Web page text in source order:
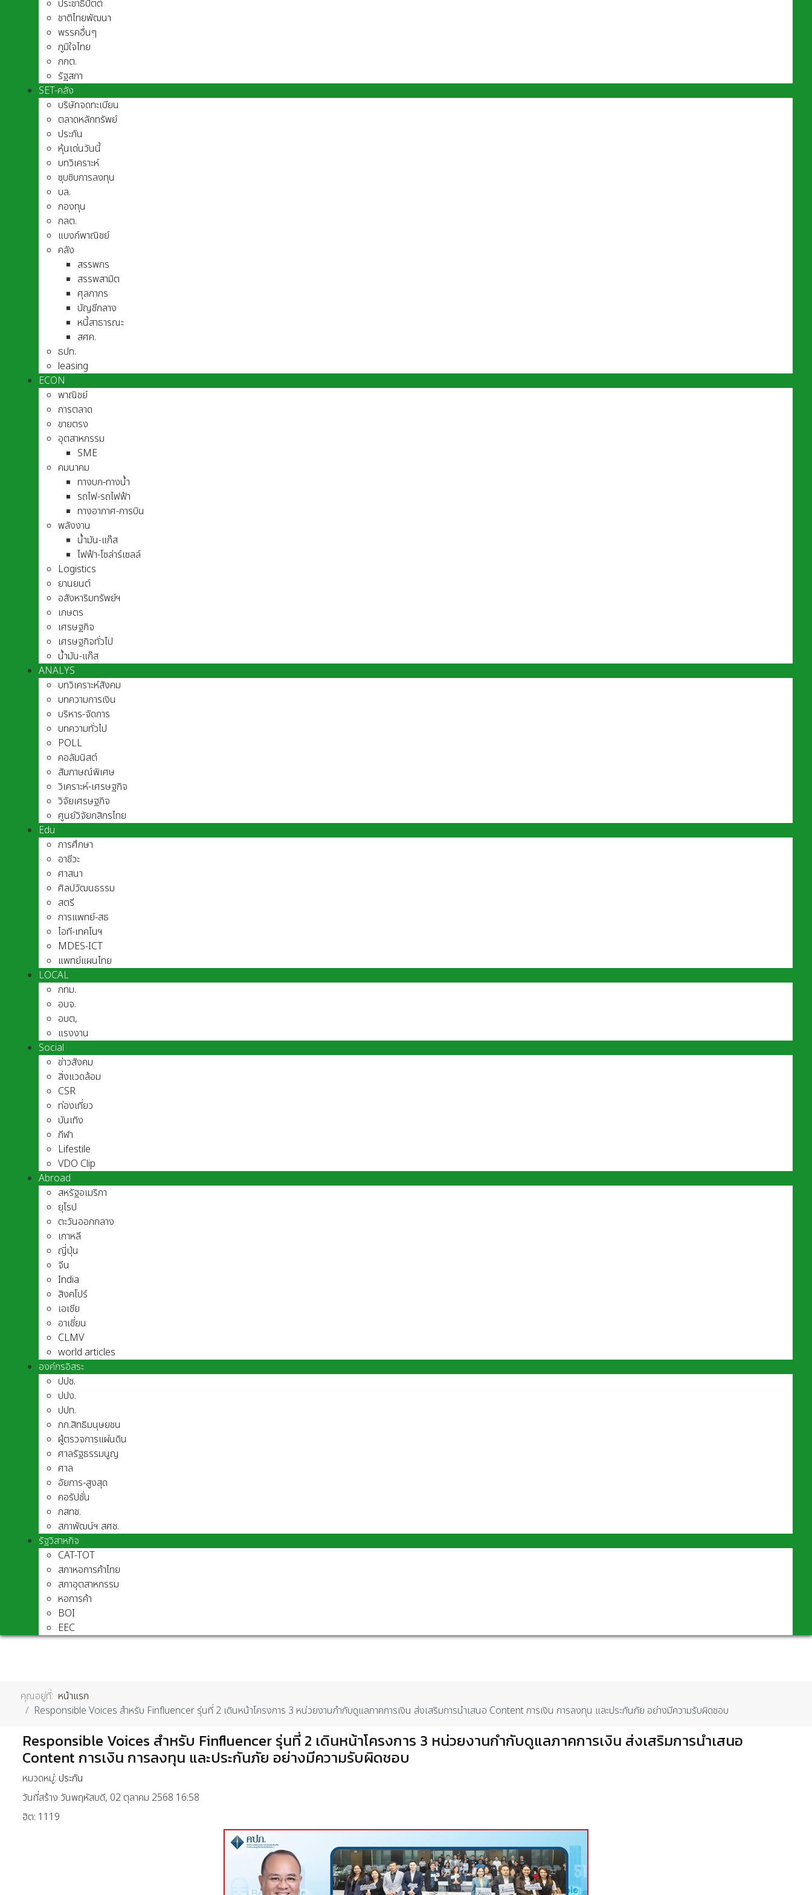
ประชาธิปัตต์
ชาติไทยพัฒนา
พรรคอื่นๆ
ภูมิใจไทย
กกต.
รัฐสภา
SET-คลัง
บริษัทจดทะเบียน
ตลาดหลักทรัพย์
ประกัน
หุ้นเด่นวันนี้
บทวิเคราะห์
ซุบซิบการลงทุน
บล.
กองทุน
กลต.
แบงก์พาณิชย์
คลัง
สรรพกร
สรรพสามิต
ศุลกากร
บัญชีกลาง
หนี้สาธารณะ
สศค.
ธปท.
leasing
ECON
พาณิชย์
การตลาด
ขายตรง
อุตสาหกรรม
SME
คมนาคม
ทางบก-ทางน้ำ
รถไฟ-รถไฟฟ้า
ทางอากาศ-การบิน
พลังงาน
น้ำมัน-แก๊ส
ไฟฟ้า-โซล่าร์เซลล์
Logistics
ยานยนต์
อสังหาริมทรัพย์ฯ
เกษตร
เศรษฐกิจ
เศรษฐกิจทั่วไป
น้ำมัน-แก๊ส
ANALYS
บทวิเคราะห์สังคม
บทความการเงิน
บริหาร-จัดการ
บทความทั่วไป
POLL
คอลัมนิสต์
สัมภาษณ์พิเศษ
วิเคราะห์-เศรษฐกิจ
วิจัยเศรษฐกิจ
ศูนย์วิจัยกสิกรไทย
Edu
การศึกษา
อาชีวะ
ศาสนา
ศิลปวัฒนธรรม
สตรี
การแพทย์-สธ
ไอที-เทคโนฯ
MDES-ICT
แพทย์แผนไทย
LOCAL
กทม.
อบจ.
อบต,
แรงงาน
Social
ข่าวสังคม
สิ่งแวดล้อม
CSR
ท่องเที่ยว
บันเทิง
กีฬา
Lifestile
VDO Clip
Abroad
สหรัฐอเมริกา
ยุโรป
ตะวันออกกลาง
เกาหลี
ญี่ปุ่น
จีน
India
สิงคโปร์
เอเชีย
อาเชี่ยน
CLMV
world articles
องค์กรอิสระ
ปปช.
ปปง.
ปปท.
กก.สิทธิมนุษยชน
ผู้ตรวจการแผ่นดิน
ศาลรัฐธรรมนูญ
ศาล
อัยการ-สูงสุด
คอรัปชั่น
กสทช.
สภาพัฒน์ฯ สศช.
รัฐวิสาหกิจ
CAT-TOT
สภาหอการค้าไทย
สภาอุตสาหกรรม
หอการค้า
BOI
EEC
คุณอยู่ที่: หน้าแรก
Responsible Voices สำหรับ Finfluencer รุ่นที่ 2 เดินหน้าโครงการ 3 หน่วยงานกำกับดูแลภาคการเงิน ส่งเสริมการนำเสนอ Content การเงิน การลงทุน และประกันภัย อย่างมีความรับผิดชอบ
Responsible Voices สำหรับ Finfluencer รุ่นที่ 2 เดินหน้าโครงการ 3 หน่วยงานกำกับดูแลภาคการเงิน ส่งเสริมการนำเสนอ
Content การเงิน การลงทุน และประกันภัย อย่างมีความรับผิดชอบ
หมวดหมู่: ประกัน
วันที่สร้าง วันพฤหัสบดี, 02 ตุลาคม 2568 16:58
ฮิต: 1119